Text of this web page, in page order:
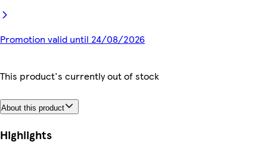
Promotion valid until 24/08/2026
This product's currently out of stock
About this product
Highlights